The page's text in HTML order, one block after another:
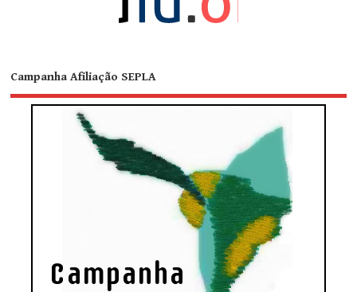
Campanha Afiliação SEPLA